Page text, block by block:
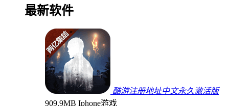
最新软件
酷游注册地址中文永久激活版
909.9MB Iphone游戏